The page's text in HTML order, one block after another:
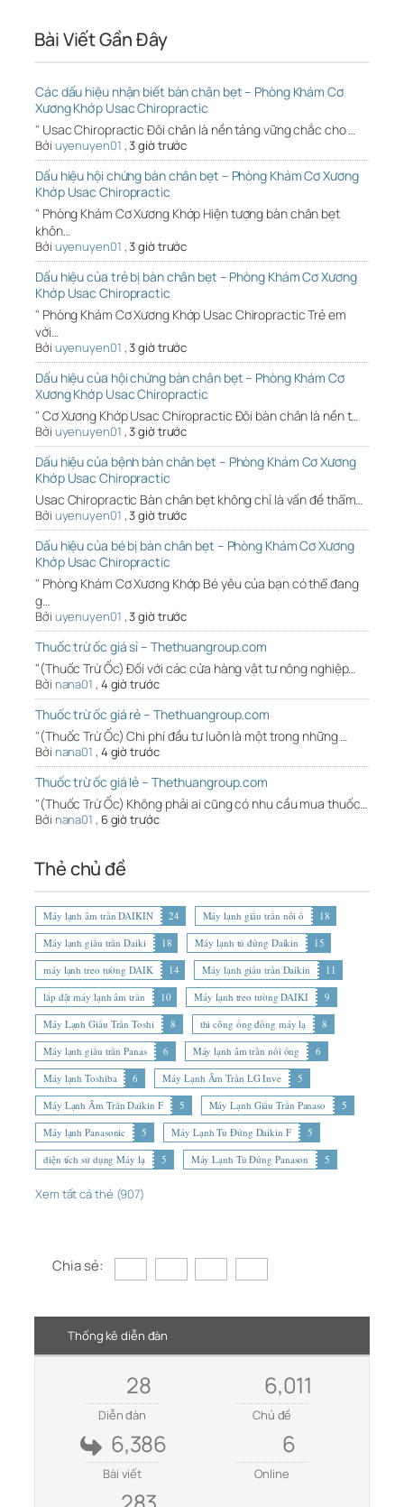
Bài Viết Gần Đây
Các dấu hiệu nhận biết bàn chân bẹt – Phòng Khám Cơ
Xương Khớp Usac Chiropractic
" Usac Chiropractic Đôi chân là nền tảng vững chắc cho …
Bởi uyenuyen01 ,3 giờ trước
Dấu hiệu hội chứng bàn chân bẹt – Phòng Khám Cơ Xương
Khớp Usac Chiropractic
" Phòng Khám Cơ Xương Khớp Hiện tượng bàn chân bẹt
khôn…
Bởi uyenuyen01 ,3 giờ trước
Dấu hiệu của trẻ bị bàn chân bẹt – Phòng Khám Cơ Xương
Khớp Usac Chiropractic
" Phòng Khám Cơ Xương Khớp Usac Chiropractic Trẻ em
với…
Bởi uyenuyen01 ,3 giờ trước
Dấu hiệu của hội chứng bàn chân bẹt – Phòng Khám Cơ
Xương Khớp Usac Chiropractic
" Cơ Xương Khớp Usac Chiropractic Đôi bàn chân là nền t…
Bởi uyenuyen01 ,3 giờ trước
Dấu hiệu của bệnh bàn chân bẹt – Phòng Khám Cơ Xương
Khớp Usac Chiropractic
Usac Chiropractic Bàn chân bẹt không chỉ là vấn đề thẩm…
Bởi uyenuyen01 ,3 giờ trước
Dấu hiệu của bé bị bàn chân bẹt – Phòng Khám Cơ Xương
Khớp Usac Chiropractic
" Phòng Khám Cơ Xương Khớp Bé yêu của bạn có thể đang
g…
Bởi uyenuyen01 ,3 giờ trước
Thuốc trừ ốc giá sỉ – Thethuangroup.com
"(Thuốc Trừ Ốc) Đối với các cửa hàng vật tư nông nghiệp…
Bởi nana01 , 4 giờ trước
Thuốc trừ ốc giá rẻ – Thethuangroup.com
"(Thuốc Trừ Ốc) Chi phí đầu tư luôn là một trong những …
Bởi nana01 , 4 giờ trước
Thuốc trừ ốc giá lẻ – Thethuangroup.com
"(Thuốc Trừ Ốc) Không phải ai cũng có nhu cầu mua thuốc…
Bởi nana01 , 6 giờ trước
Thẻ chủ đề
Máy lạnh âm trần DAIKIN 24 Máy lạnh giấu trần nối ố
18
Máy lạnh giấu trần Daiki
18 Máy lạnh tủ đứng Daikin
15
máy lạnh treo tường DAIK
14 Máy lạnh giấu trần Daikin
11
lắp đặt máy lạnh âm trần
10 Máy lạnh treo tường DAIKI
9
Máy Lạnh Giấu Trần Toshi
8 thi công ống đồng máy lạ
8
Máy lạnh giấu trần Panas
6 Máy lạnh âm trần nối ống
6
Máy lạnh Toshiba
6 Máy Lạnh Âm Trần LG Inve
5
Máy Lạnh Âm Trần Daikin F
5 Máy Lạnh Giấu Trần Panaso
5
Máy lạnh Panasonic
5 Máy Lạnh Tủ Đứng Daikin F
5
diện tích sử dụng Máy lạ
5 Máy Lạnh Tủ Đứng Panason 5
Xem tất cả thẻ (907)
Chia sẻ:
Thống kê diễn đàn
28
Diễn đàn
6,011
Chủ đề
6,386
Bài viết
6
Online